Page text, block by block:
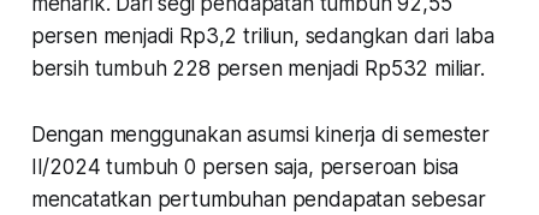
persen menjadi Rp3,2 triliun, sedangkan dari laba
bersih tumbuh 228 persen menjadi Rp532 miliar.
Dengan menggunakan asumsi kinerja di semester
II/2024 tumbuh 0 persen saja, perseroan bisa
mencatatkan pertumbuhan pendapatan sebesar